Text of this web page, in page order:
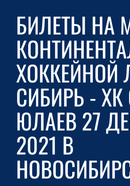
БИЛЕТЫ НА
ХОККЕЙНОЙ
СИБИРЬ -
ЮЛАЕВ 27
2021 В